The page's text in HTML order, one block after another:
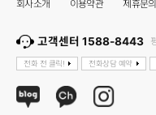
회사소개 이용약관 제휴문의
고객센터 1588-8443
전화 전 클릭! 전화상담 예약